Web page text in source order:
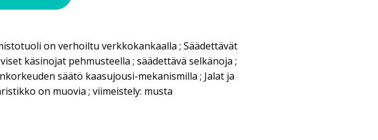
on verhoiltu verkkokankaalla ; Säädettävät
käsinojat pehmusteella ; säädettävä selkänoja ;
säätö kaasujousi-mekanismilla ; Jalat ja
on muovia ; viimeistely: musta